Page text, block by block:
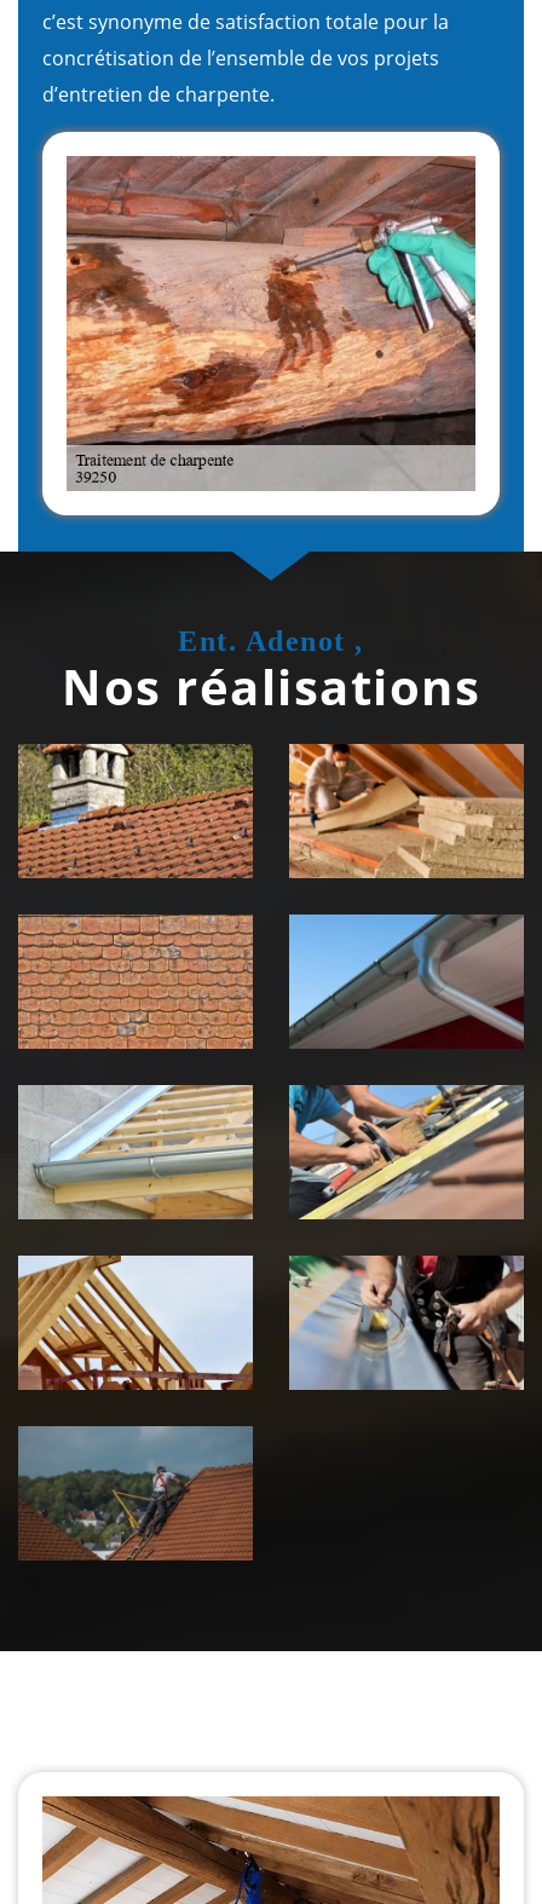
c’est synonyme de satisfaction totale pour la
concrétisation de l’ensemble de vos projets
d’entretien de charpente.
Ent. Adenot ,
Nos réalisations
Couvreur
zingueur 39
Jura
Isolation de
toiture 39
Jura
démoussage de
toiture 39
Jura
pose de
gouttière 39
Jura
Pose de
Chéneau 39
Jura
Réparation de
toiture 39
Jura
Traitement de
charpente 39
Jura
Travaux de
zinguerie 39
Jura
Urgence fuite
de toiture 39
Jura